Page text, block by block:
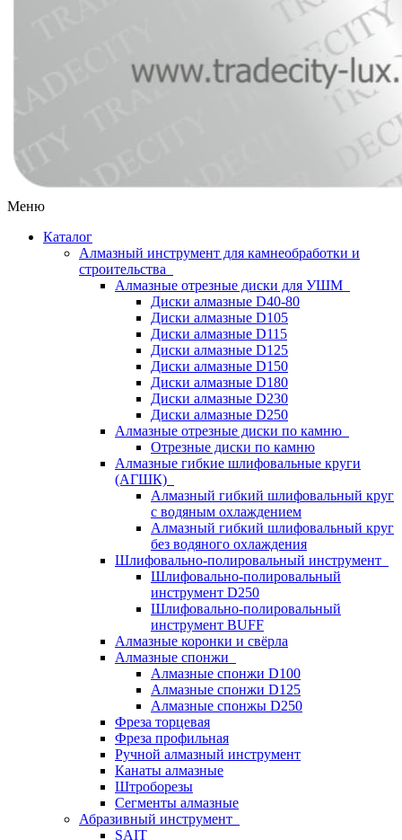
Меню
Каталог
Алмазный инструмент для камнеобработки и
строительства
Алмазные отрезные диски для УШМ
Диски алмазные D40-80
Диски алмазные D105
Диски алмазные D115
Диски алмазные D125
Диски алмазные D150
Диски алмазные D180
Диски алмазные D230
Диски алмазные D250
Алмазные отрезные диски по камню
Отрезные диски по камню
Алмазные гибкие шлифовальные круги
(АГШК)
Алмазный гибкий шлифовальный круг
с водяным охлаждением
Алмазный гибкий шлифовальный круг
без водяного охлаждения
Шлифовально-полировальный инструмент
Шлифовально-полировальный
инструмент D250
Шлифовально-полировальный
инструмент BUFF
Алмазные коронки и свёрла
Алмазные спонжи
Алмазные спонжи D100
Алмазные спонжи D125
Алмазные спонжы D250
Фреза торцевая
Фреза профильная
Ручной алмазный инструмент
Канаты алмазные
Штроборезы
Сегменты алмазные
Абразивный инструмент
SAIT